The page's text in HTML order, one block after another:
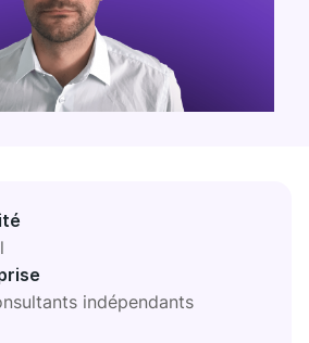
applis adaptées aux besoins de
indépendants